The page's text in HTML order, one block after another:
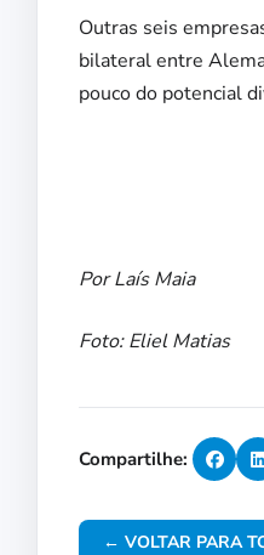
Outras seis
bilateral entre
pouco do potencial
Por Laís Maia
Foto: Eliel Matias
Compartilhe:
← VOLTAR PARA